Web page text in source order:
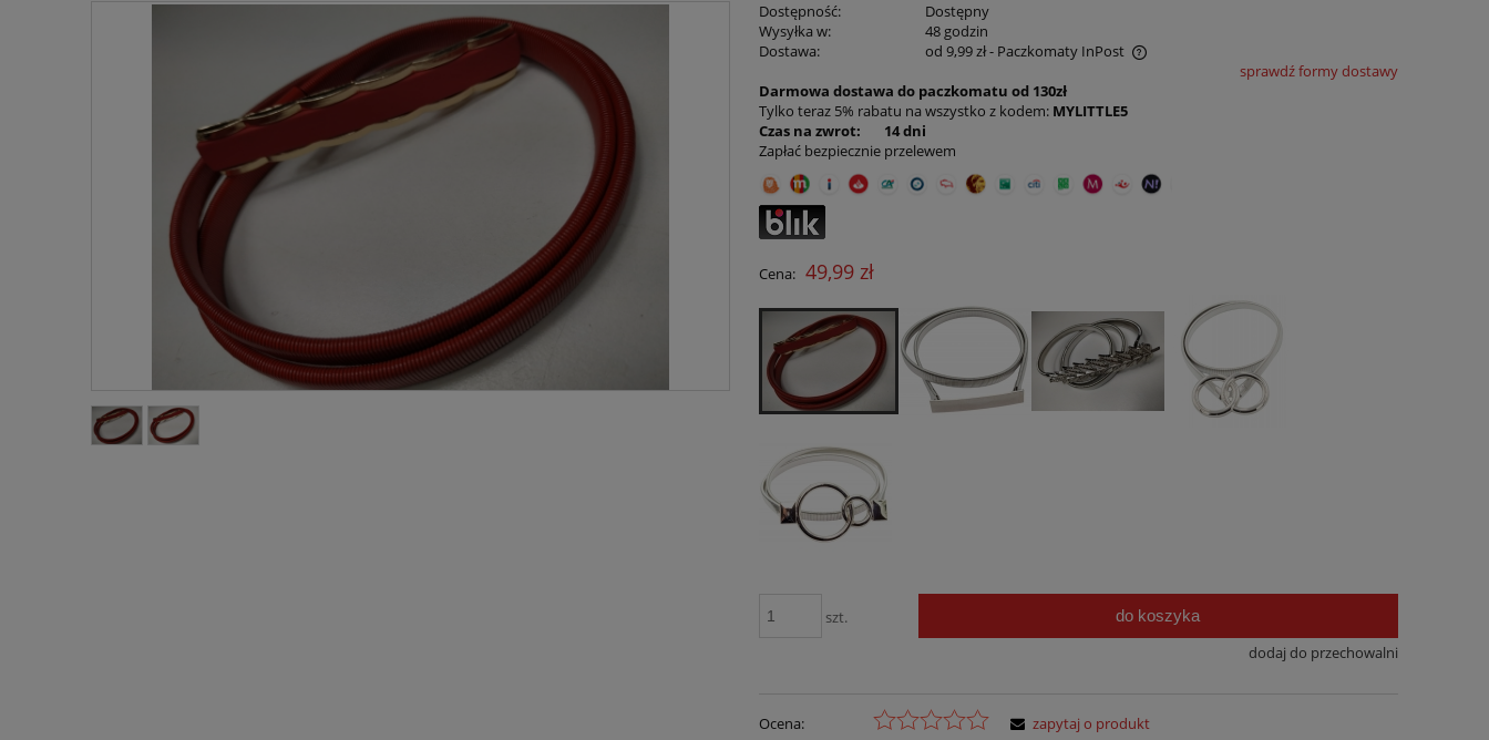
Dostępność:
Dostępny
Wysyłka w:
48 godzin
Dostawa:
od 9,99 zł- Paczkomaty InPost
Cena nie zawiera ewentualnych kosztów
płatności
sprawdź formy dostawy
Darmowa dostawa do paczkomatu od 130zł
Tylko teraz 5% rabatu na wszystko z kodem: MYLITTLE5
Czas na zwrot: 14 dni
Zapłać bezpiecznie przelewem
Cena: 49,99 zł
szt. do koszyka
dodaj do przechowalni
Ocena:
zapytaj o produkt